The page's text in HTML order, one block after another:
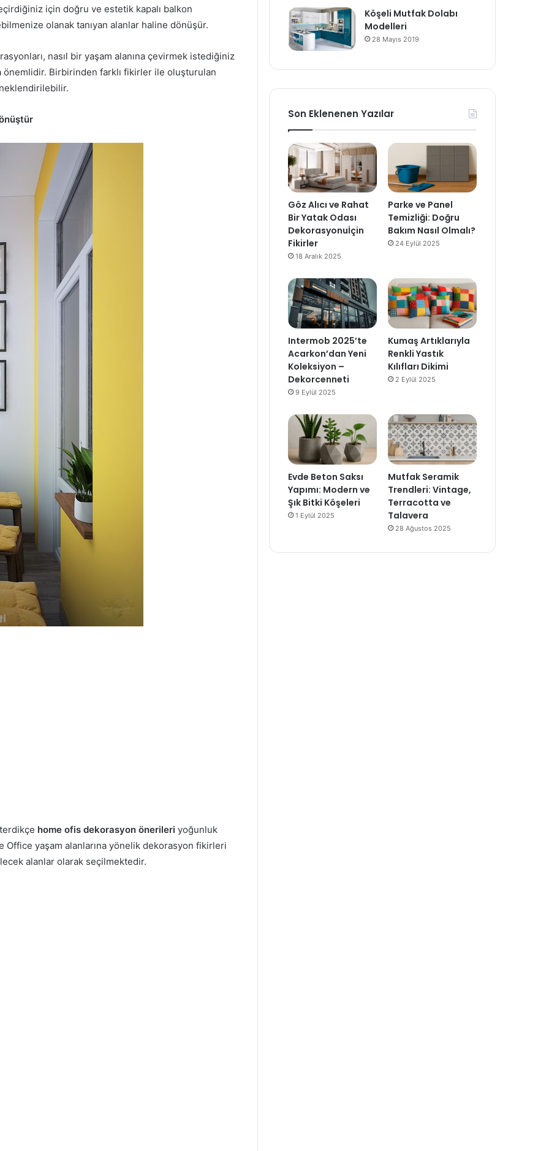
için doğru ve estetik kapalı balkon
olanak tanıyan alanlar haline dönüşür.
nasıl bir yaşam alanına çevirmek istediğiniz
Birbirinden farklı fikirler ile oluşturulan
home ofis dekorasyon önerileri yoğunluk
Office yaşam alanlarına yönelik dekorasyon fikirleri
alanlar olarak seçilmektedir.
Köşeli Mutfak Dolabı
Modelleri
28 Mayıs 2019
Son Eklenenen Yazılar
Göz Alıcı ve Rahat
Bir Yatak Odası
Dekorasyonuİçin
Fikirler
18 Aralık 2025
Parke ve Panel
Temizliği: Doğru
Bakım Nasıl Olmalı?
24 Eylül 2025
Intermob 2025’te
Acarkon’dan Yeni
Koleksiyon –
Dekorcenneti
9 Eylül 2025
Kumaş Artıklarıyla
Renkli Yastık
Kılıfları Dikimi
2 Eylül 2025
Evde Beton Saksı
Yapımı: Modern ve
Şık Bitki Köşeleri
1 Eylül 2025
Mutfak Seramik
Trendleri: Vintage,
Terracotta ve
Talavera
28 Ağustos 2025